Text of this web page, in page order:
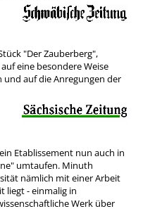
"Der Zauberberg",
eine besondere Weise
auf die Anregungen der
Etablissement nun auch in
umtaufen. Minuth
nämlich mit einer Arbeit
liegt - einmalig in
Werk über